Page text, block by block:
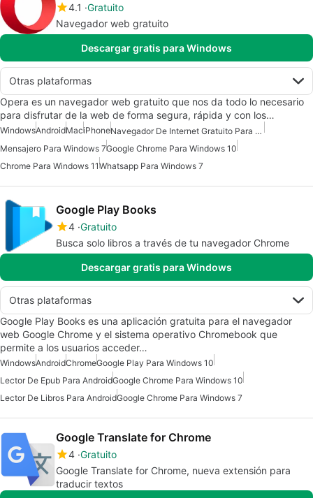
4.1 Gratuito
Navegador web gratuito
Descargar gratis para Windows
Otras plataformas
Opera es un navegador web gratuito que nos da todo lo necesario
para disfrutar de la web de forma segura, rápida y con los…
WindowsAndroidMaciPhone
Navegador De Internet Gratuito Para Android
Mensajero Para Windows 7Google Chrome Para Windows 10
Chrome Para Windows 11Whatsapp Para Windows 7
Google Play Books
4 Gratuito
Busca solo libros a través de tu navegador Chrome
Descargar gratis para Windows
Otras plataformas
Google Play Books es una aplicación gratuita para el navegador
web Google Chrome y el sistema operativo Chromebook que
permite a los usuarios acceder…
WindowsAndroidChromeGoogle Play Para Windows 10
Lector De Epub Para AndroidGoogle Chrome Para Windows 10
Lector De Libros Para AndroidGoogle Chrome Para Windows 7
Google Translate for Chrome
4 Gratuito
Google Translate for Chrome, nueva extensión para
traducir textos